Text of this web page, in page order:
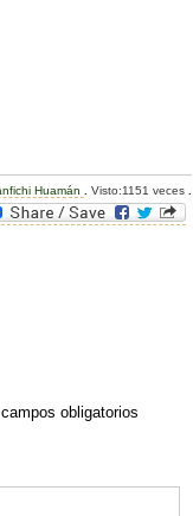
Huamán Visto:1151 veces
obligatorios